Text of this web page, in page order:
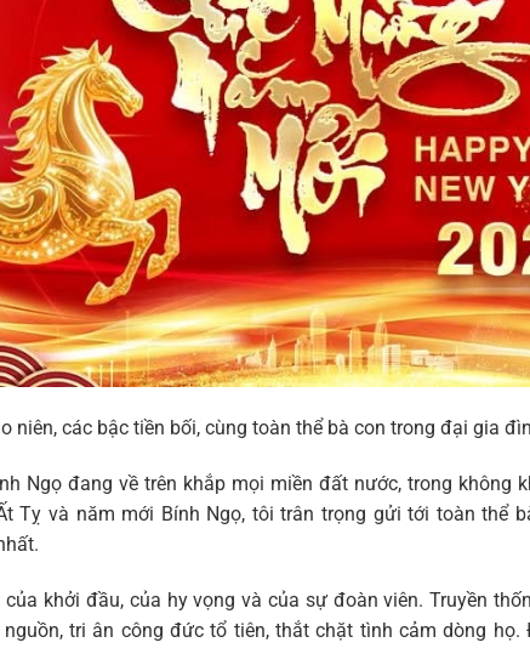
niên, các bậc tiền bối, cùng toàn thể bà con trong đại gia
đang về trên khắp mọi miền đất nước, trong không
Tỵ và năm mới Bính Ngọ, tôi trân trọng gửi tới toàn thể
khởi đầu, của hy vọng và của sự đoàn viên. Truyền
tri ân công đức tổ tiên, thắt chặt tình cảm dòng